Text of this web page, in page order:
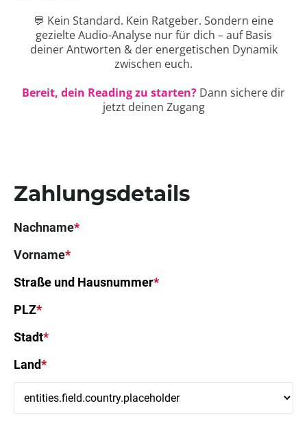
💬 Kein Standard. Kein Ratgeber. Sondern eine
gezielte Audio-Analyse nur für dich – auf Basis
deiner Antworten & der energetischen Dynamik
zwischen euch.
Bereit, dein Reading zu starten? Dann sichere dir
jetzt deinen Zugang
Zahlungsdetails
Nachname*
Vorname*
Straße und Hausnummer*
PLZ*
Stadt*
Land*